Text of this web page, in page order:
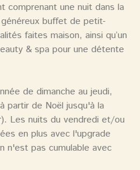
comprenant une nuit dans la
buffet de petit-
faites maison, ainsi qu’un
& spa pour une détente
de dimanche au jeudi,
partir de Noël jusqu'à la
Les nuits du vendredi et/ou
en plus avec l'upgrade
n'est pas cumulable avec